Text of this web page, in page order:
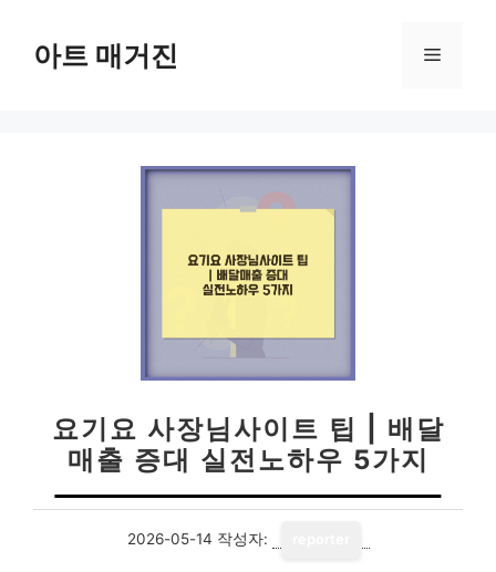
아트 매거진 메
요기요 사장님사이트 팁 | 배달
매출 증대 실전노하우 5가지
2026-05-14 작성자: